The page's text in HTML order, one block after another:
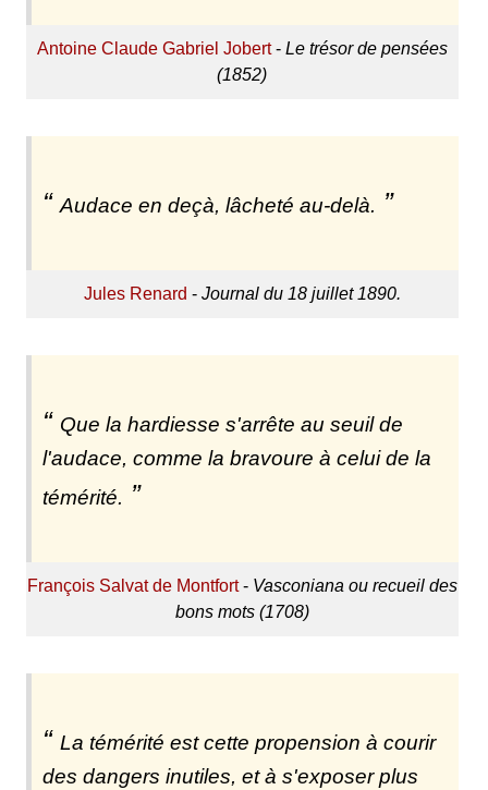
Antoine Claude Gabriel Jobert- Le trésor de pensées
(1852)
Audace en deçà, lâcheté au-delà.
Jules Renard - Journal du 18 juillet 1890.
Que la hardiesse s'arrête au seuil de
l'audace, comme la bravoure à celui de la
témérité.
François Salvat de Montfort- Vasconiana ou recueil des
bons mots (1708)
La témérité est cette propension à courir
des dangers inutiles, et à s'exposer plus